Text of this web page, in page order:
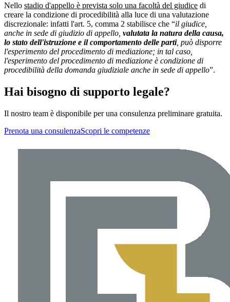
Nello stadio d'appello è prevista solo una facoltà del giudice di
creare la condizione di procedibilità alla luce di una valutazione
discrezionale: infatti l'art. 5, comma 2 stabilisce che “il giudice,
anche in sede di giudizio di appello, valutata la natura della causa,
lo stato dell'istruzione e il comportamento delle parti, può disporre
l'esperimento del procedimento di mediazione; in tal caso,
l'esperimento del procedimento di mediazione è condizione di
procedibilità della domanda giudiziale anche in sede di appello”.
Hai bisogno di supporto legale?
Il nostro team è disponibile per una consulenza preliminare gratuita.
Prenota una consulenzaScopri le competenze